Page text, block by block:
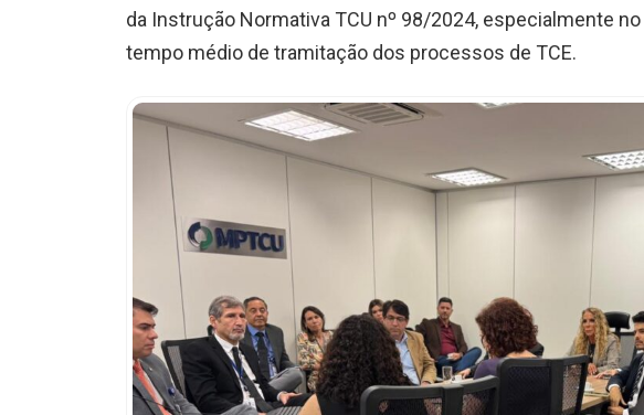
da Instrução Normativa TCU nº 98/2024, especialmente
tempo médio de tramitação dos processos de TCE.